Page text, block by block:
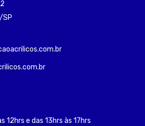
SP
12hrs e das 13hrs às 17hrs